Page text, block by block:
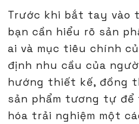
Trước khi bắt tay vào
bạn cần hiểu rõ sản
ai và mục tiêu chính
định nhu cầu của
hướng thiết kế, đồng
sản phẩm tương tự
hóa trải nghiệm một